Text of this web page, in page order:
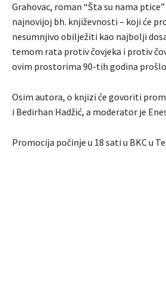
Grahovac, roman “Šta su nama
najnovijoj bh. književnosti – koji će
nesumnjivo obilježiti kao najbolji
temom rata protiv čovjeka i protiv
ovim prostorima 90-tih godina
Osim autora, o knjizi će govoriti
i Bedirhan Hadžić, a moderator je
Promocija počinje u 18 sati u BKC u